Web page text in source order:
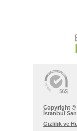
Copyright ©
İstanbul
Gizlilik ve